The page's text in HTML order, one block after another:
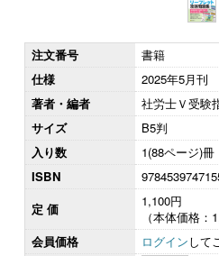
注文番号
書籍
仕様
2025年5月刊
著者・編者
社労士Ｖ受
サイズ
B5判
入り数
1(88ページ)冊
ISBN
定 価
1,100円
（本体価格：
会員価格
ログインして